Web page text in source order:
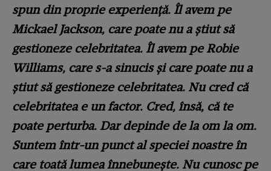
spun din proprie experiență. Îl avem pe
Mickael Jackson, care poate nu a știut să
gestioneze celebritatea. Îl avem pe Robie
Williams, care s-a sinucis și care poate nu a
știut să gestioneze celebritatea. Nu cred că
celebritatea e un factor. Cred, însă, că te
poate perturba. Dar depinde de la om la om.
Suntem într-un punct al speciei noastre în
care toată lumea înnebunește. Nu cunosc pe